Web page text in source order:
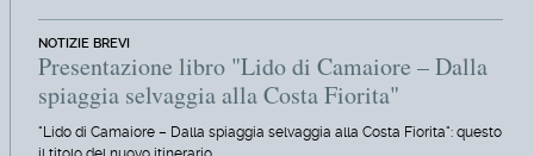
NOTIZIE BREVI
Presentazione libro "Lido di Camaiore – Dalla
spiaggia selvaggia alla Costa Fiorita"
"Lido di Camaiore – Dalla spiaggia selvaggia alla Costa Fiorita": questo